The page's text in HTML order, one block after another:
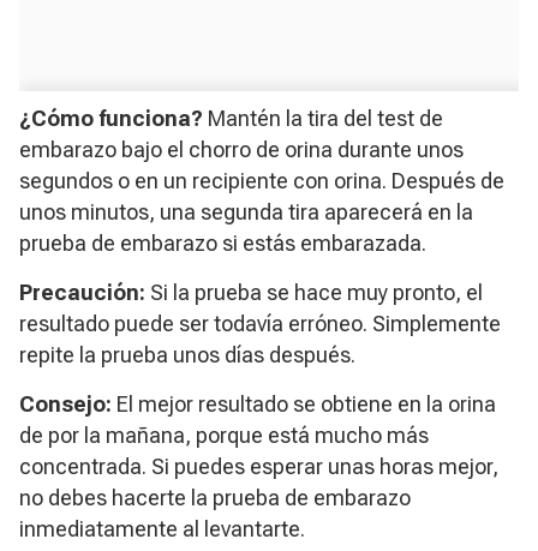
¿Cómo funciona? Mantén la tira del test de
embarazo bajo el chorro de orina durante unos
segundos o en un recipiente con orina. Después de
unos minutos, una segunda tira aparecerá en la
prueba de embarazo si estás embarazada.
Precaución: Si la prueba se hace muy pronto, el
resultado puede ser todavía erróneo. Simplemente
repite la prueba unos días después.
Consejo: El mejor resultado se obtiene en la orina
de por la mañana, porque está mucho más
concentrada. Si puedes esperar unas horas mejor,
no debes hacerte la prueba de embarazo
inmediatamente al levantarte.